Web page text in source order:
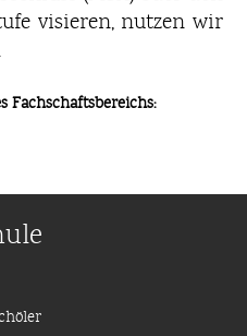
visieren, nutzen wir
Fachschaftsbereichs: